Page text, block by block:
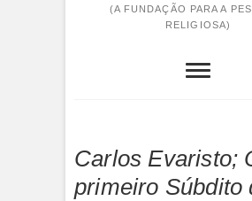
(A FUNDAÇÃO PARA A
RELIGIOSA)
Carlos Evaristo;
primeiro Súbdito